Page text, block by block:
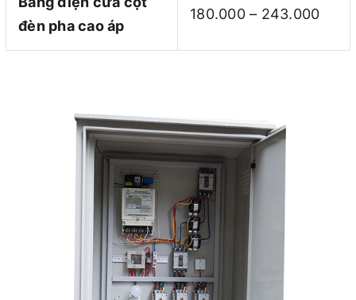
đèn pha cao áp
180.000 – 243.000